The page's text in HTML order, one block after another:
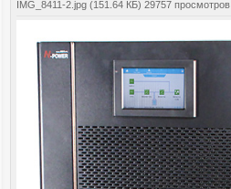
IMG_8411-2.jpg (151.64 КБ) 29757 просмотров